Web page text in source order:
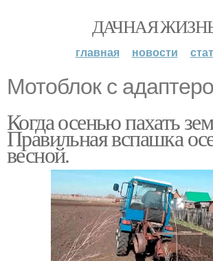
ДАЧНАЯ
главная новости
Мотоблок с
Когда осенью пахать
Правильная вспашка
весной.